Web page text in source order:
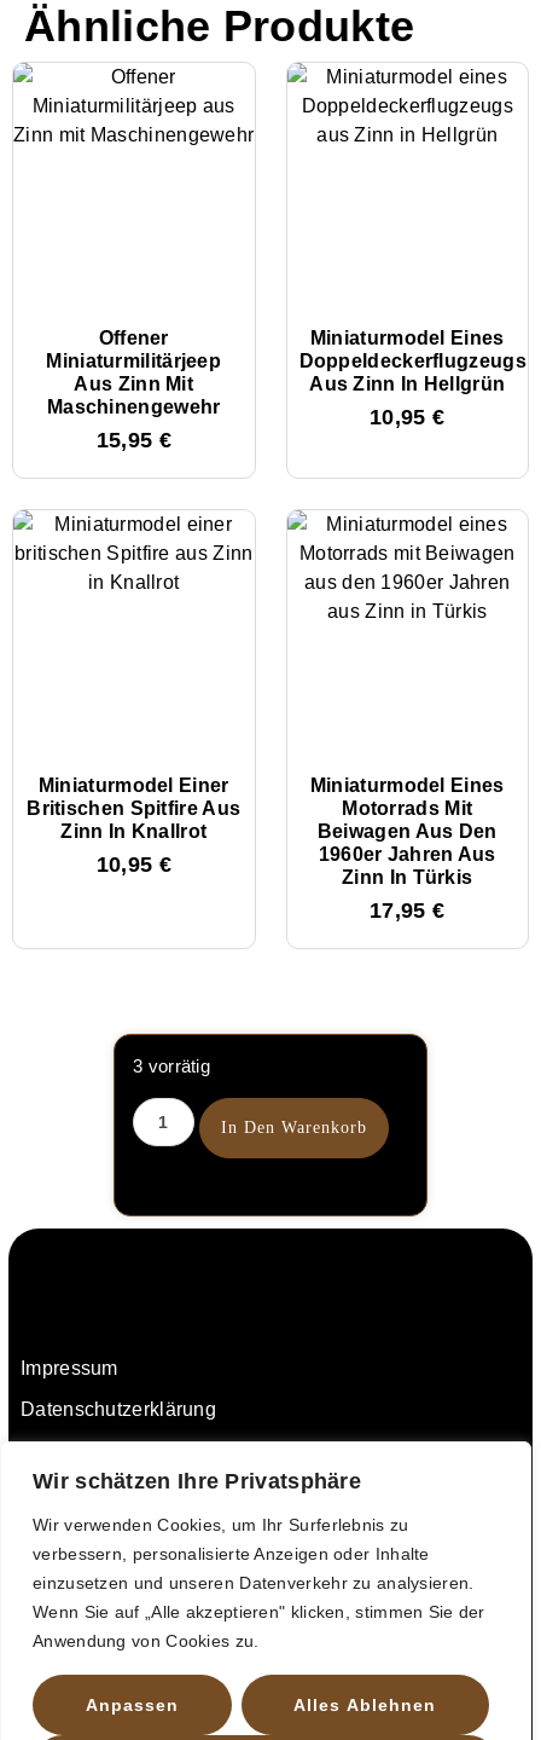
Wir schätzen Ihre Privatsphäre
Wir verwenden Cookies, um Ihr Surferlebnis zu
verbessern, personalisierte Anzeigen oder Inhalte
einzusetzen und unseren Datenverkehr zu analysieren.
Wenn Sie auf „Alle akzeptieren" klicken, stimmen Sie der
Anwendung von Cookies zu.
Anpassen Alles Ablehnen
Ähnliche Produkte
Offener
Miniaturmilitärjeep
Aus Zinn Mit
Maschinengewehr
15,95 €
Miniaturmodel Eines
Doppeldeckerflugzeugs
Aus Zinn In Hellgrün
10,95 €
Miniaturmodel Einer
Britischen Spitfire Aus
Zinn In Knallrot
10,95 €
Miniaturmodel Eines
Motorrads Mit
Beiwagen Aus Den
1960er Jahren Aus
Zinn In Türkis
17,95 €
3 vorrätig
In Den Warenkorb
Impressum
Datenschutzerklärung
Widerrufsbelehrung
Versandinformationen
Zahlungsinformationen
Kontaktieren Sie uns
Shop
© Copyright Steampunk World 2026. Alle Rechte